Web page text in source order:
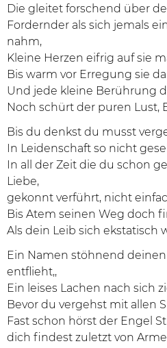
Die gleitet forschend über
Fordernder als sich jemals
nahm,
Kleine Herzen eifrig auf sie
Bis warm vor Erregung sie
Und jede kleine Berührung
Noch schürt der puren Lust,
Bis du denkst du musst
In Leidenschaft so nicht
In all der Zeit die du schon
Liebe,
gekonnt verführt, nicht
Bis Atem seinen Weg doch
Als dein Leib sich ekstatisch
Ein Namen stöhnend
entflieht,,
Ein leises Lachen nach sich
Bevor du vergehst mit allen
Fast schon hörst der Engel
dich findest zuletzt von